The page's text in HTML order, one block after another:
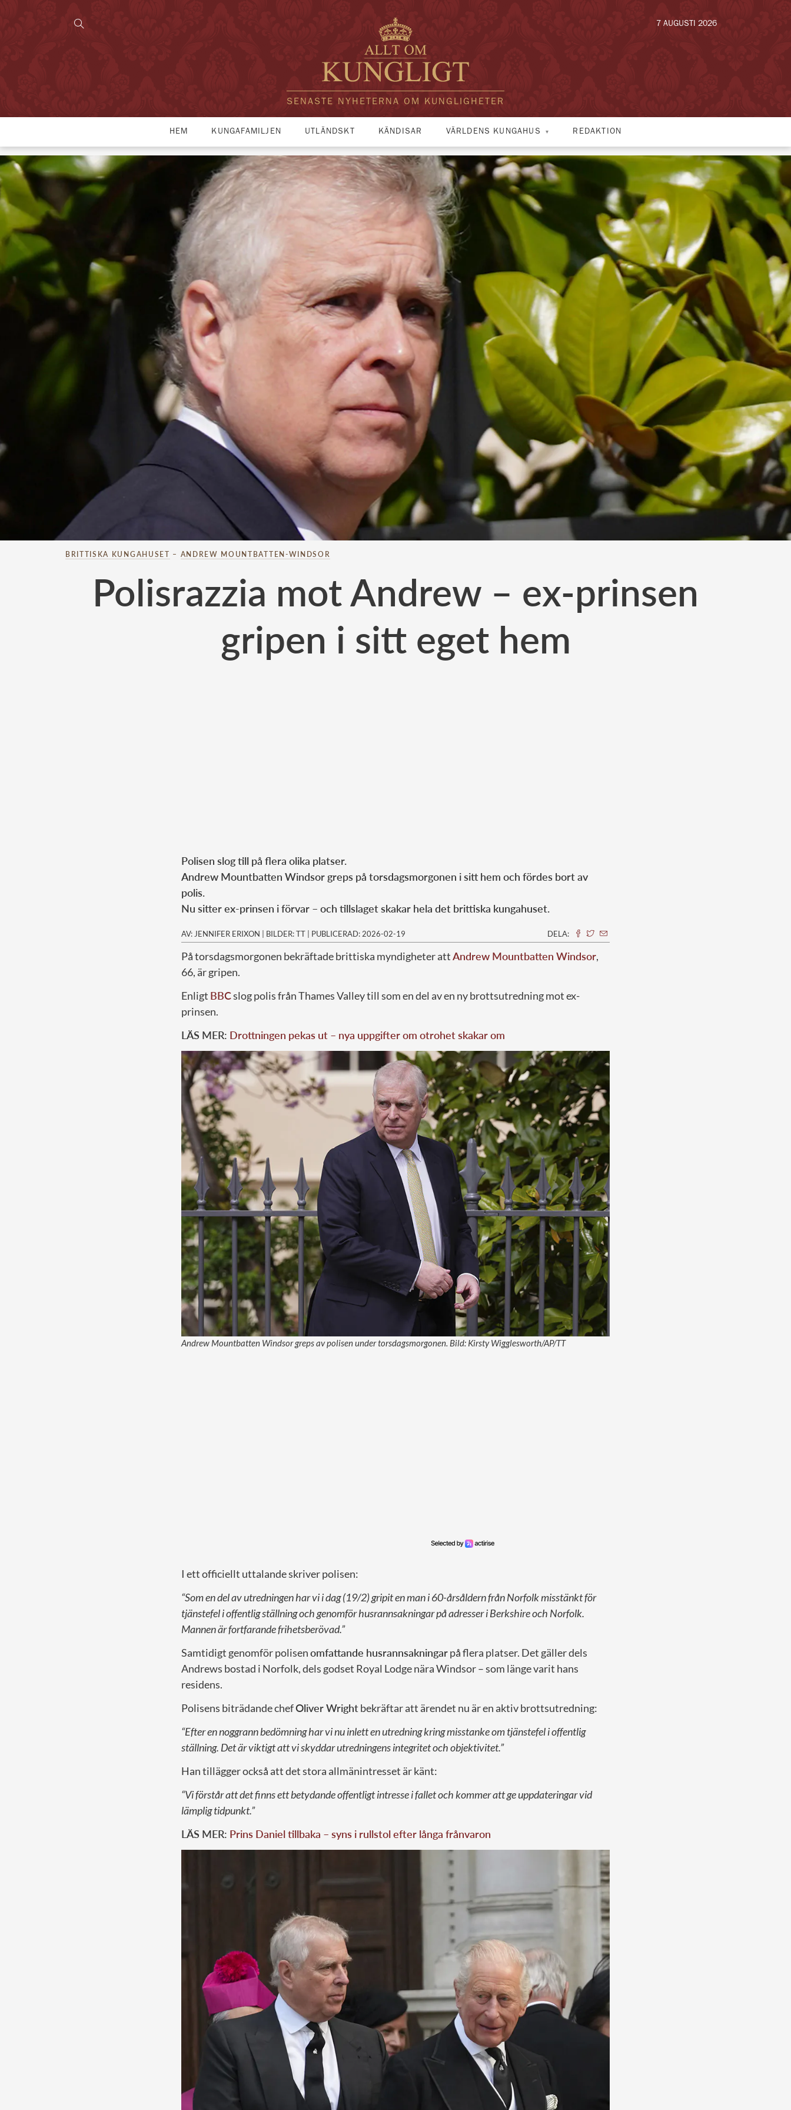
SENASTE NYHETERNA OM KUNGLIGHETER
7 AUGUSTI 2026
HEM KUNGAFAMILJEN UTLÄNDSKT KÄNDISAR VÄRLDENS KUNGAHUS REDAKTION
BRITTISKA KUNGAHUSET – ANDREW MOUNTBATTEN-WINDSOR
Polisrazzia mot Andrew – ex-prinsen
gripen i sitt eget hem
Polisen slog till på flera olika platser.
Andrew Mountbatten Windsor greps på torsdagsmorgonen i sitt hem och fördes bort av
polis.
Nu sitter ex-prinsen i förvar – och tillslaget skakar hela det brittiska kungahuset.
AV: JENNIFER ERIXON | BILDER: TT | PUBLICERAD: 2026-02-19 DELA:
På torsdagsmorgonen bekräftade brittiska myndigheter attAndrew Mountbatten Windsor,
66, är gripen.
Enligt BBCslog polis från Thames Valley till som en del av en ny brottsutredning mot ex-
prinsen.
LÄS MER: Drottningen pekas ut – nya uppgifter om otrohet skakar om
Andrew Mountbatten Windsor greps av polisen under torsdagsmorgonen. Bild: Kirsty Wigglesworth/AP/TT
I ett officiellt uttalande skriver polisen:
“Som en del av utredningen har vi i dag (19/2) gripit en man i 60-årsåldern från Norfolk misstänkt för
tjänstefel i offentlig ställning och genomför husrannsakningar på adresser i Berkshire och Norfolk.
Mannen är fortfarande frihetsberövad.”
Samtidigt genomför polisenomfattande husrannsakningarpå flera platser. Det gäller dels
Andrews bostad i Norfolk, dels godset Royal Lodge nära Windsor – som länge varit hans
residens.
Polisens biträdande chefOliver Wrightbekräftar att ärendet nu är en aktiv brottsutredning:
“Efter en noggrann bedömning har vi nu inlett en utredning kring misstanke om tjänstefel i offentlig
ställning. Det är viktigt att vi skyddar utredningens integritet och objektivitet.”
Han tillägger också att det stora allmänintresset är känt:
“Vi förstår att det finns ett betydande offentligt intresse i fallet och kommer att ge uppdateringar vid
lämplig tidpunkt.”
LÄS MER: Prins Daniel tillbaka – syns i rullstol efter långa frånvaron